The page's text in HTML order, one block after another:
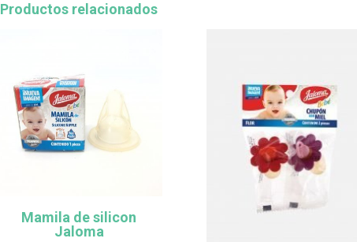
Productos relacionados
Mamila de silicon
Jaloma